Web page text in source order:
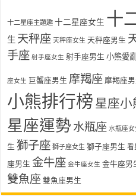
十二星座主題趣 十二星座女生 十
生 天秤座 天秤座女生 天秤座男生
手座 射手座女生 射手座男生 小熊愛
座女生 巨蟹座男生 摩羯座 摩羯座
小熊排行榜 星座小
星座運勢 水瓶座 水瓶座女
生 獅子座 獅子座女生 獅子座男生 看
座男生 金牛座 金牛座女生 金牛座男
雙魚座 雙魚座男生